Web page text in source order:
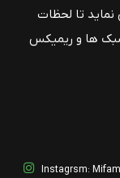
تا لحظات
ها و ریمیکس
Instagrsm: